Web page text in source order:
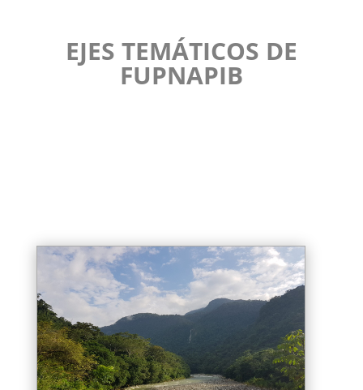
EJES TEMÁTICOS DE
FUPNAPIB